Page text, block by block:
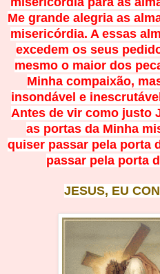
Me grande alegria as
misericórdia. A essas
excedem os seus
mesmo o maior dos
Minha compaixão,
insondável e
Antes de vir como justo
as portas da Minha
quiser passar pela porta
passar pela porta
JESUS, EU